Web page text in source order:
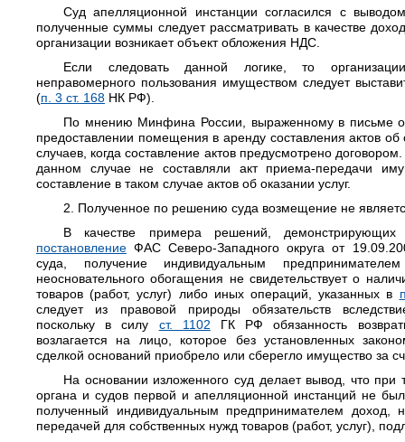
Суд апелляционной инстанции согласился с
полученные суммы следует рассматривать в качестве
организации возникает объект обложения НДС.
Если следовать данной логике, то
неправомерного пользования имуществом следует
(п. 3 ст. 168 НК РФ).
По мнению Минфина России, выраженному в письме
предоставлении помещения в аренду составления актов об
случаев, когда составление актов предусмотрено
данном случае не составляли акт приема-передачи
составление в таком случае актов об оказании услуг.
2. Полученное по решению суда возмещение не
В качестве примера решений,
постановление ФАС Северо-Западного округа от
суда, получение индивидуальным
неосновательного обогащения не свидетельствует о
товаров (работ, услуг) либо иных операций, указанных в
следует из правовой природы обязательств
поскольку в силу ст. 1102 ГК РФ обязанность
возлагается на лицо, которое без установленных
сделкой оснований приобрело или сберегло имущество за
На основании изложенного суд делает вывод, что при
органа и судов первой и апелляционной инстанций не
полученный индивидуальным предпринимателем доход,
передачей для собственных нужд товаров (работ, услуг),